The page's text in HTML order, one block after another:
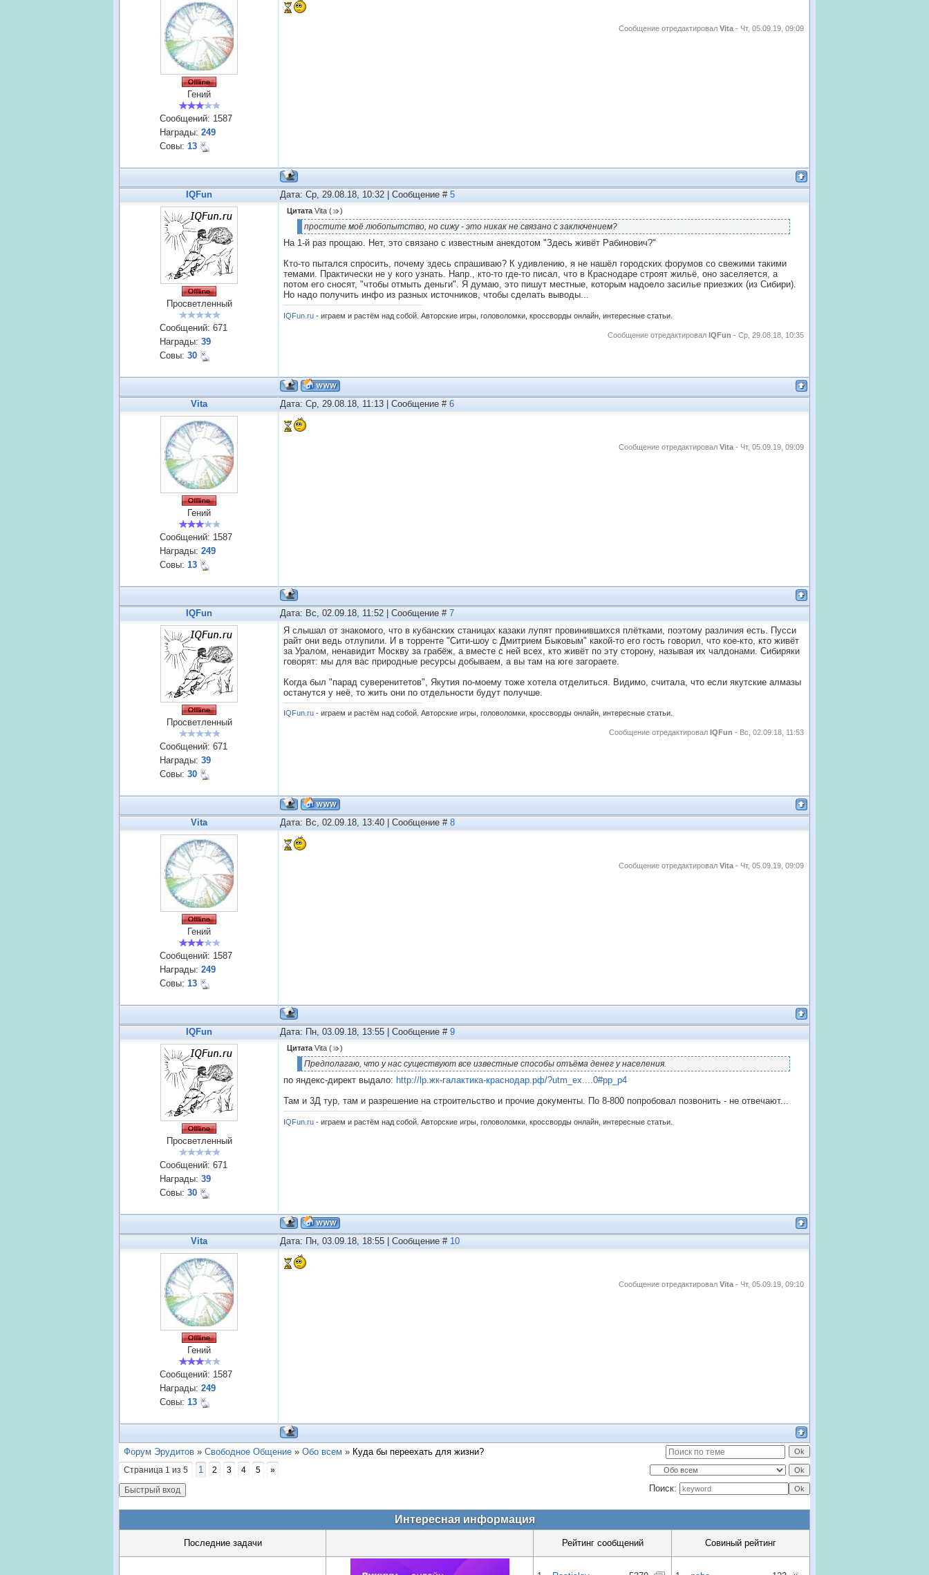
Гений
Сообщений: 1587
Награды: 249
Совы: 13
Сообщение отредактировал Vita - Чт, 05.09.19, 09:09
IQFun Дата: Ср, 29.08.18, 10:32 | Сообщение # 5
Просветленный
Сообщений: 671
Награды: 39
Совы: 30
Цитата Vita ( )
простите моё любопытство, но сижу - это никак не связано с заключением?
На 1-й раз прощаю. Нет, это связано с известным анекдотом "Здесь живёт Рабинович?"
Кто-то пытался спросить, почему здесь спрашиваю? К удивлению, я не нашёл городских форумов со свежими такими
темами. Практически не у кого узнать. Напр., кто-то где-то писал, что в Краснодаре строят жильё, оно заселяется, а
потом его сносят, "чтобы отмыть деньги". Я думаю, это пишут местные, которым надоело засилье приезжих (из Сибири).
Но надо получить инфо из разных источников, чтобы сделать выводы...
IQFun.ru - играем и растём над собой. Авторские игры, головоломки, кроссворды онлайн, интересные статьи.
Сообщение отредактировал IQFun - Ср, 29.08.18, 10:35
Vita Дата: Ср, 29.08.18, 11:13 | Сообщение # 6
Гений
Сообщений: 1587
Награды: 249
Совы: 13
Сообщение отредактировал Vita - Чт, 05.09.19, 09:09
IQFun Дата: Вс, 02.09.18, 11:52 | Сообщение # 7
Просветленный
Сообщений: 671
Награды: 39
Совы: 30
Я слышал от знакомого, что в кубанских станицах казаки лупят провинившихся плётками, поэтому различия есть. Пусси
райт они ведь отлупили. И в торренте "Сити-шоу с Дмитрием Быковым" какой-то его гость говорил, что кое-кто, кто живёт
за Уралом, ненавидит Москву за грабёж, а вместе с ней всех, кто живёт по эту сторону, называя их чалдонами. Сибиряки
говорят: мы для вас природные ресурсы добываем, а вы там на юге загораете.
Когда был "парад суверенитетов", Якутия по-моему тоже хотела отделиться. Видимо, считала, что если якутские алмазы
останутся у неё, то жить они по отдельности будут получше.
IQFun.ru - играем и растём над собой. Авторские игры, головоломки, кроссворды онлайн, интересные статьи.
Сообщение отредактировал IQFun - Вс, 02.09.18, 11:53
Vita Дата: Вс, 02.09.18, 13:40 | Сообщение # 8
Гений
Сообщений: 1587
Награды: 249
Совы: 13
Сообщение отредактировал Vita - Чт, 05.09.19, 09:09
IQFun Дата: Пн, 03.09.18, 13:55 | Сообщение # 9
Просветленный
Сообщений: 671
Награды: 39
Совы: 30
Цитата Vita ( )
Предполагаю, что у нас существуют все известные способы отъёма денег у населения.
по яндекс-директ выдало: http://lp.жк-галактика-краснодар.рф/?utm_ex....0#pp_p4
Там и 3Д тур, там и разрешение на строительство и прочие документы. По 8-800 попробовал позвонить - не отвечают...
IQFun.ru - играем и растём над собой. Авторские игры, головоломки, кроссворды онлайн, интересные статьи.
Vita Дата: Пн, 03.09.18, 18:55 | Сообщение # 10
Гений
Сообщений: 1587
Награды: 249
Совы: 13
Сообщение отредактировал Vita - Чт, 05.09.19, 09:10
Форум Эрудитов » Свободное Общение » Обо всем » Куда бы переехать для жизни?
Страница 1 из 5 1 2 3 4 5 »
Поиск:
Интересная информация
Последние задачи Рейтинг сообщений Совиный рейтинг